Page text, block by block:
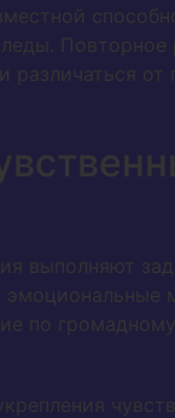
различаться
выполняют
по